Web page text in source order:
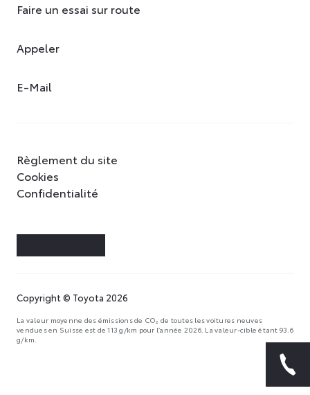
Faire un essai sur route
Appeler
E-Mail
Règlement du site
Cookies
Confidentialité
Copyright © Toyota 2026
La valeur moyenne des émissions de CO₂ de toutes les voitures neuves
vendues en Suisse est de 113 g/km pour l’année 2026. La valeur-cible étant 93.6
g/km.